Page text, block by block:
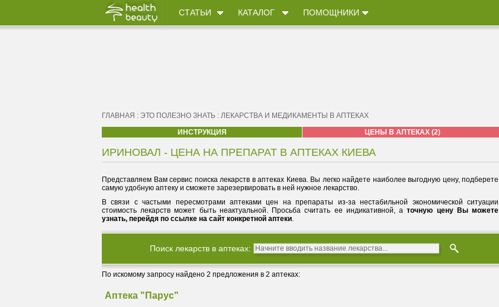
СТАТЬИ КАТАЛОГ ПОМОЩНИКИ
ГЛАВНАЯ : ЭТО ПОЛЕЗНО ЗНАТЬ : ЛЕКАРСТВА И МЕДИКАМЕНТЫ В АПТЕКАХ
ИНСТРУКЦИЯ
ЦЕНЫ В АПТЕКАХ (2)
ИРИНОВАЛ - ЦЕНА НА ПРЕПАРАТ В АПТЕКАХ КИЕВА
Представляем Вам сервис поиска лекарств в аптеках Киева. Вы легко найдете наиболее выгодную цену, подберете
самую удобную аптеку и сможете зарезервировать в ней нужное лекарство.
В связи с частыми пересмотрами аптеками цен на препараты из-за нестабильной экономической ситуации
стоимость лекарств может быть неактуальной. Просьба считать ее индикативной, аточную цену Вы можете
узнать, перейдя по ссылке на сайт конкретной аптеки.
Поиск лекарств в аптеках:
По искомому запросу найдено 2 предложения в 2 аптеках:
Аптека "Парус"